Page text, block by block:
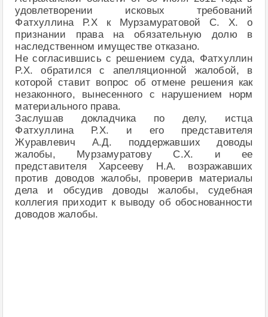
удовлетворении исковых требований
Фатхуллина Р.Х к Мурзамуратовой С. Х. о
признании права на обязательную долю в
наследственном имуществе отказано.
Не согласившись с решением суда, Фатхуллин
Р.Х. обратился с апелляционной жалобой, в
которой ставит вопрос об отмене решения как
незаконного, вынесенного с нарушением норм
материального права.
Заслушав докладчика по делу, истца
Фатхуллина Р.Х. и его представителя
Журавлевич А.Д. поддержавших доводы
жалобы, Мурзамуратову С.Х. и ее
представителя Харсееву Н.А. возражавших
против доводов жалобы, проверив материалы
дела и обсудив доводы жалобы, судебная
коллегия приходит к выводу об обоснованности
доводов жалобы.